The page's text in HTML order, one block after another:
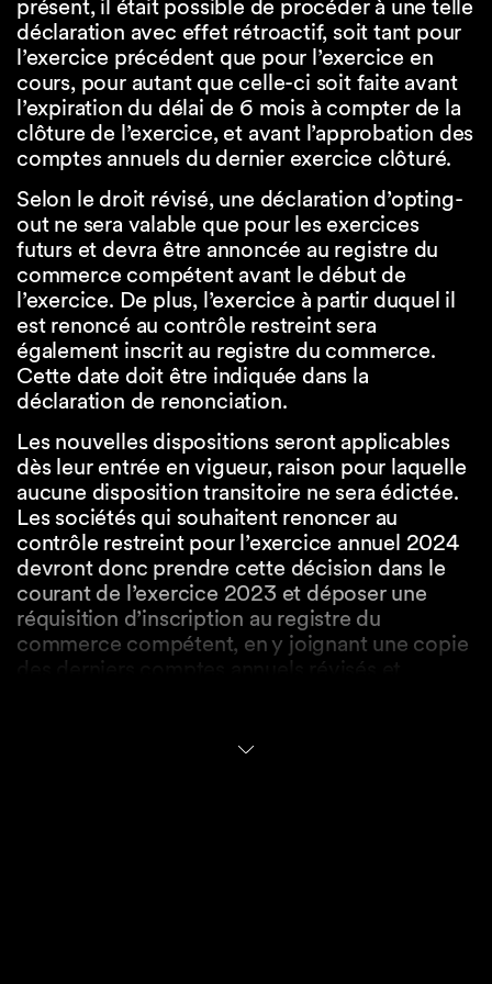
présent, il était possible de procéder à une telle
déclaration avec effet rétroactif, soit tant pour
l’exercice précédent que pour l’exercice en
cours, pour autant que celle-ci soit faite avant
l’expiration du délai de 6 mois à compter de la
clôture de l’exercice, et avant l’approbation des
comptes annuels du dernier exercice clôturé.
Selon le droit révisé, une déclaration d’opting-
out ne sera valable que pour les exercices
futurs et devra être annoncée au registre du
commerce compétent avant le début de
l’exercice. De plus, l’exercice à partir duquel il
est renoncé au contrôle restreint sera
également inscrit au registre du commerce.
Cette date doit être indiquée dans la
déclaration de renonciation.
Les nouvelles dispositions seront applicables
dès leur entrée en vigueur, raison pour laquelle
aucune disposition transitoire ne sera édictée.
Les sociétés qui souhaitent renoncer au
contrôle restreint pour l’exercice annuel 2024
devront donc prendre cette décision dans le
courant de l’exercice 2023 et déposer une
réquisition d’inscription au registre du
commerce compétent, en y joignant une copie
des derniers comptes annuels révisés et
restreinte, ce qui signifie que seules les